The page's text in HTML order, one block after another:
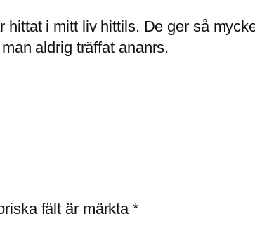
i mitt liv hittils. De ger så
aldrig träffat ananrs.
fält är märkta*